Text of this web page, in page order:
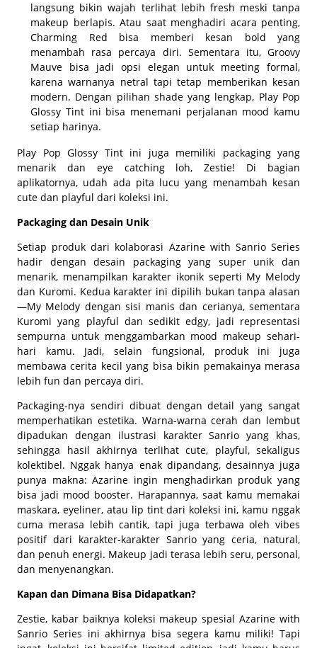
langsung bikin wajah terlihat lebih fresh meski tanpa
makeup berlapis. Atau saat menghadiri acara penting,
Charming Red bisa memberi kesan bold yang
menambah rasa percaya diri. Sementara itu, Groovy
Mauve bisa jadi opsi elegan untuk meeting formal,
karena warnanya netral tapi tetap memberikan kesan
modern. Dengan pilihan shade yang lengkap, Play Pop
Glossy Tint ini bisa menemani perjalanan mood kamu
setiap harinya.
Play Pop Glossy Tint ini juga memiliki packagingyang
menarik dan eye catchingloh, Zestie! Di bagian
aplikatornya, udah ada pita lucu yang menambah kesan
cute dan playful dari koleksi ini.
Packaging dan Desain Unik
Setiap produk dari kolaborasi Azarine with Sanrio Series
hadir dengan desain packagingyang super unik dan
menarik, menampilkan karakter ikonik seperti My Melody
dan Kuromi. Kedua karakter ini dipilih bukan tanpa alasan
—My Melody dengan sisi manis dan cerianya, sementara
Kuromi yang playful dan sedikitedgy, jadi representasi
sempurna untuk menggambarkan mood makeup sehari-
hari kamu. Jadi, selain fungsional, produk ini juga
membawa cerita kecil yang bisa bikin pemakainya merasa
lebih fun dan percaya diri.
Packaging-nya sendiri dibuat dengan detail yang sangat
memperhatikan estetika. Warna-warna cerah dan lembut
dipadukan dengan ilustrasi karakter Sanrio yang khas,
sehingga hasil akhirnya terlihat cute, playful, sekaligus
kolektibel. Nggak hanya enak dipandang, desainnya juga
punya makna: Azarine ingin menghadirkan produk yang
bisa jadi mood booster. Harapannya, saat kamu memakai
maskara, eyeliner, atau lip tint dari koleksi ini, kamu nggak
cuma merasa lebih cantik, tapi juga terbawa oleh vibes
positif dari karakter-karakter Sanrio yang ceria, natural,
dan penuh energi. Makeup jadi terasa lebih seru, personal,
dan menyenangkan.
Kapan dan Dimana Bisa Didapatkan?
Zestie, kabar baiknya koleksi makeup spesial Azarine with
Sanrio Series ini akhirnya bisa segera kamu miliki! Tapi